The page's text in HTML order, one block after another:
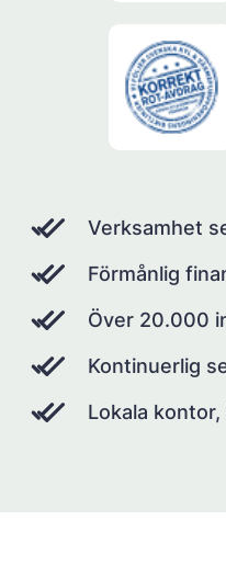
Verksamhet
Förmånlig
Över 20.000
Kontinuerlig
Lokala